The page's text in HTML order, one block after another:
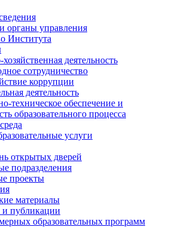
органы управления
Института
деятельность
сотрудничество
коррупции
деятельность
техническое обеспечение и
образовательного процесса
услуги
открытых дверей
подразделения
проекты
материалы
и публикации
образовательных программ